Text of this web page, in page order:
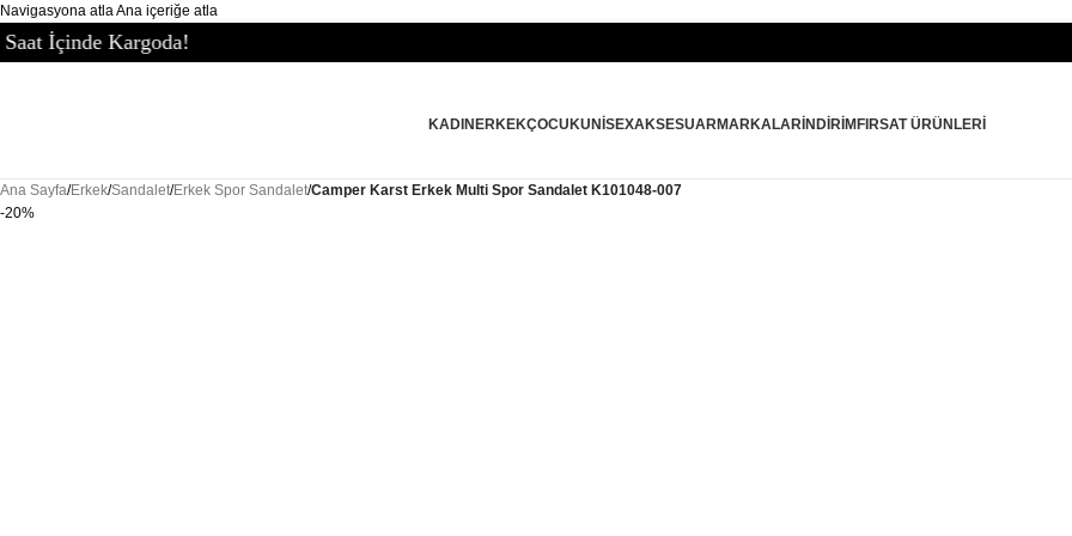
Navigasyona atlaAna içeriğe atla
KADIN ERKEKÇOCUKUNISEXAKSESUARMARKALARİNDIRIM FIRSAT ÜRÜNLERI
Ana Sayfa/Erkek/Sandalet/Erkek Spor Sandalet/Camper Karst Erkek Multi Spor Sandalet K101048-007
-20%